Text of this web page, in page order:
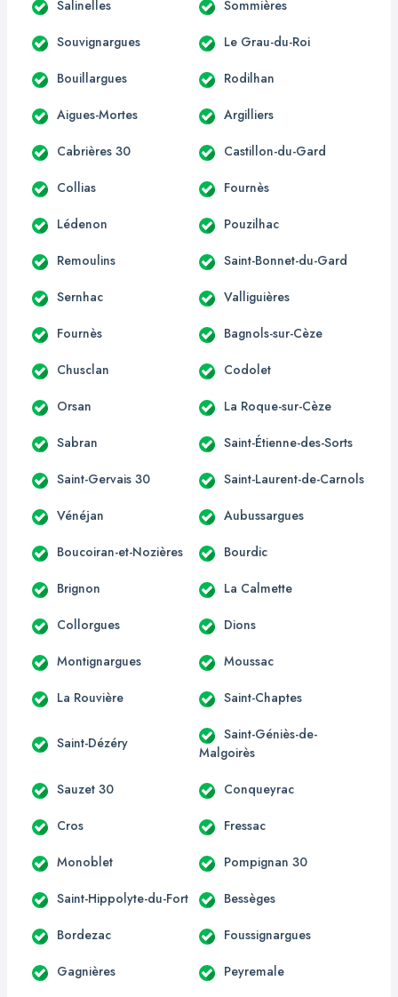
Salinelles Sommières
Souvignargues Le Grau-du-Roi
Bouillargues Rodilhan
Aigues-Mortes Argilliers
Cabrières 30 Castillon-du-Gard
Collias Fournès
Lédenon Pouzilhac
Remoulins Saint-Bonnet-du-Gard
Sernhac Valliguières
Fournès Bagnols-sur-Cèze
Chusclan Codolet
Orsan La Roque-sur-Cèze
Sabran Saint-Étienne-des-Sorts
Saint-Gervais 30 Saint-Laurent-de-Carnols
Vénéjan Aubussargues
Boucoiran-et-Nozières Bourdic
Brignon La Calmette
Collorgues Dions
Montignargues Moussac
La Rouvière Saint-Chaptes
Saint-Dézéry
Saint-Géniès-de-
Malgoirès
Sauzet 30 Conqueyrac
Cros Fressac
Monoblet Pompignan 30
Saint-Hippolyte-du-Fort Bessèges
Bordezac Foussignargues
Gagnières Peyremale